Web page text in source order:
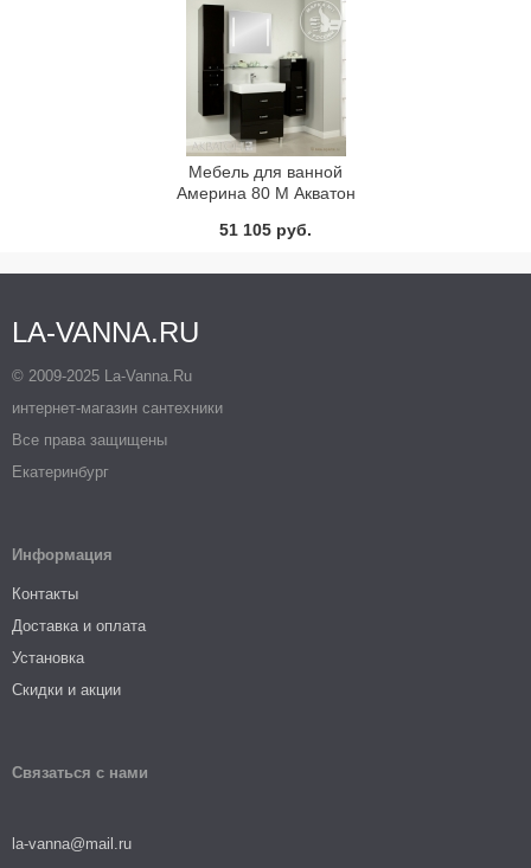
Мебель для ванной
Америна 80 М Акватон
51 105 руб.
LA-VANNA.RU
© 2009-2025 La-Vanna.Ru
интернет-магазин сантехники
Все права защищены
Екатеринбург
Информация
Контакты
Доставка и оплата
Установка
Скидки и акции
Связаться с нами
la-vanna@mail.ru